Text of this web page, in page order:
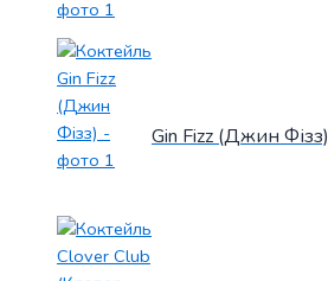
Gin Fizz (Джин Фізз)